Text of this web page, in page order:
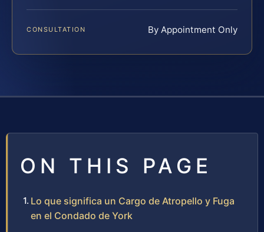
CONSULTATION By Appointment Only
ON THIS PAGE
Lo que significa un Cargo de Atropello y Fuga
en el Condado de York